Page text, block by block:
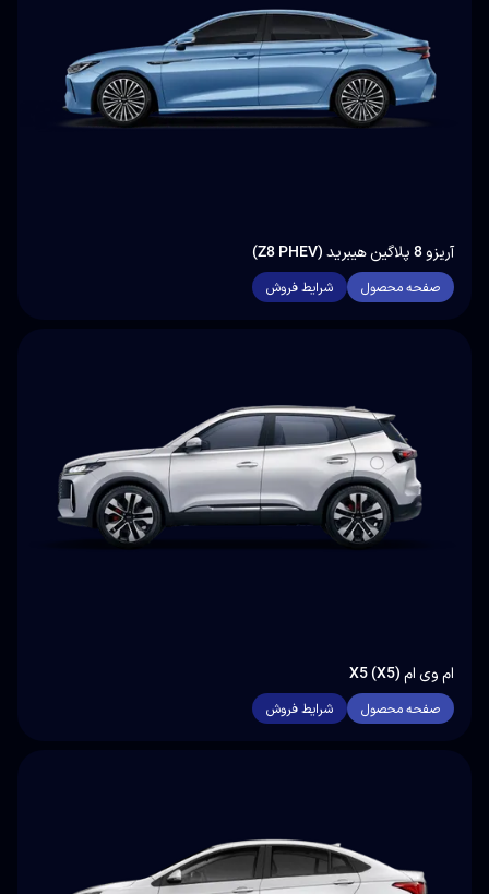
آریزو 8 پلاگین هیبرید (Z8 PHEV)
صفحه محصول شرایط فروش
ام وی ام X5 (X5)
صفحه محصول شرایط فروش